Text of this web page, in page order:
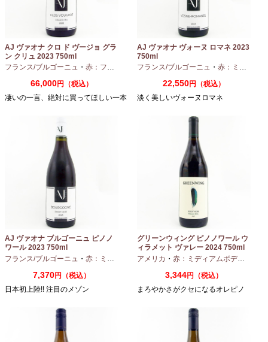
AJ ヴァオナ クロ ド ヴージョ グラ
ン クリュ 2023 750ml
フランス/ブルゴーニュ ・ 赤：フルボディ ・ピノノワール
66,000円（税込）
凄いの一言、絶対に買ってほしい一本
AJ ヴァオナ ヴォーヌ ロマネ 2023
750ml
フランス/ブルゴーニュ ・ 赤：ミディアムボディ
22,550円（税込）
淡く美しいヴォーヌロマネ
AJ ヴァオナ ブルゴーニュ ピノノ
ワール 2023 750ml
フランス/ブルゴーニュ ・ 赤：ミディアムボディ ・ ピノノワール
7,370円（税込）
日本初上陸!! 注目のメゾン
グリーンウィング ピノノワール ウ
ィラメット ヴァレー 2024 750ml
アメリカ ・ 赤：ミディアムボディ
3,344円（税込）
まろやかさがクセになるオレピノ